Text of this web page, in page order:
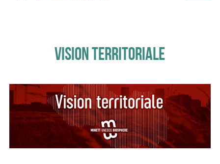
VISION TERRITORIALE